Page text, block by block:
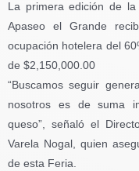
La primera edición de
Apaseo el Grande
ocupación hotelera del
de $2,150,000.00
“Buscamos seguir
nosotros es de suma
queso”, señaló el
Varela Nogal, quien
de esta Feria.